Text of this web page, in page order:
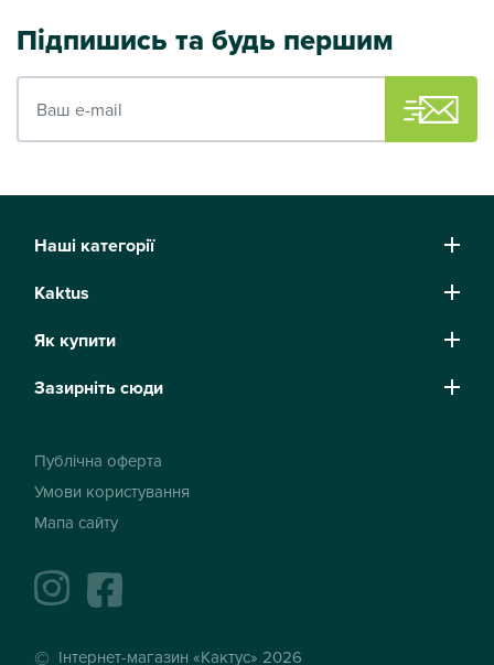
Підпишись та будь першим
Наші категорії
Kaktus
Як купити
Зазирніть сюди
Публічна оферта
Умови користування
Мапа сайту
instagramfacebook
Інтернет-магазин «Кактус» 2026